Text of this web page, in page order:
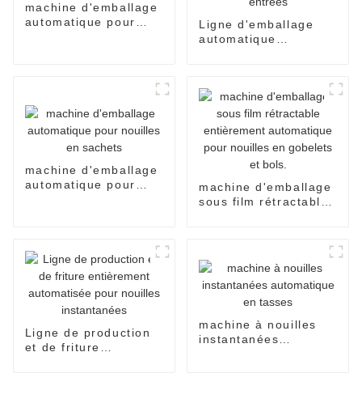
machine d'emballage
automatique pour
Ligne d'emballage
automatique
avec accumulateurs à
trois entrées
machine d'emballage
automatique pour
machine d'emballage
sous film rétractable
et bols.
Ligne de production
et de friture
machine à nouilles
instantanées